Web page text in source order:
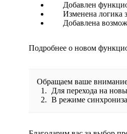
Добавлен
Изменена логика
Добавлена
Подробнее о новом
Обращаем ваше
Для перехода на
В режиме